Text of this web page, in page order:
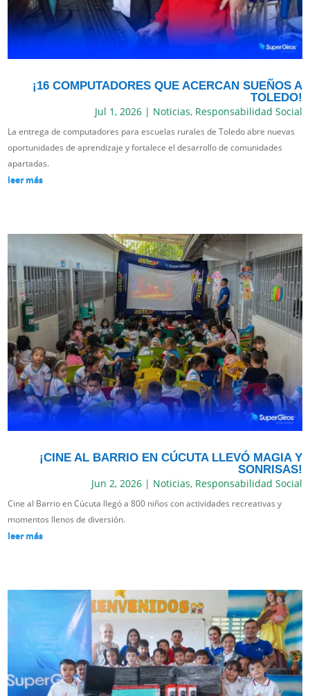
¡16 COMPUTADORES QUE ACERCAN SUEÑOS A
TOLEDO!
Jul 1, 2026| Noticias, Responsabilidad Social
La entrega de computadores para escuelas rurales de Toledo abre nuevas
oportunidades de aprendizaje y fortalece el desarrollo de comunidades
apartadas.
leer más
¡CINE AL BARRIO EN CÚCUTA LLEVÓ MAGIA Y
SONRISAS!
Jun 2, 2026| Noticias, Responsabilidad Social
Cine al Barrio en Cúcuta llegó a 800 niños con actividades recreativas y
momentos llenos de diversión.
leer más